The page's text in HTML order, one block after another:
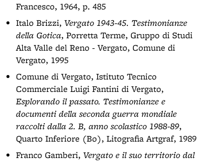
Francesco, 1964, p. 485
Italo Brizzi, Vergato 1943-45. Testimonianze
della Gotica, Porretta Terme, Gruppo di Studi
Alta Valle del Reno - Vergato, Comune di
Vergato, 1995
Comune di Vergato, Istituto Tecnico
Commerciale Luigi Fantini di Vergato,
Esplorando il passato. Testimonianze e
documenti della seconda guerra mondiale
raccolti dalla 2. B, anno scolastico 1988-89,
Quarto Inferiore (Bo), Litografia Artgraf, 1989
Franco Gamberi, Vergato e il suo territorio dal